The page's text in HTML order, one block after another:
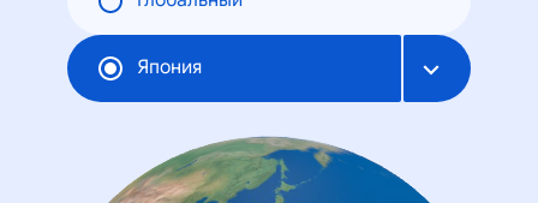
Япония